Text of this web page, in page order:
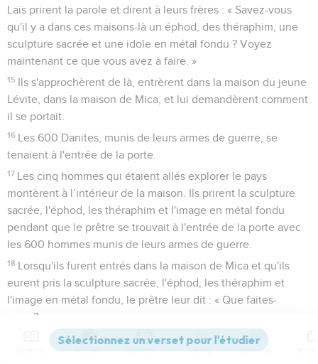
Versions Commentaires Strong
Laïs prirent la parole et dirent à leurs frères : « Savez-vous
qu'il y a dans ces maisons-là un éphod, des théraphim, une
sculpture sacrée et une idole en métal fondu ? Voyez
maintenant ce que vous avez à faire. »
15
Ils s'approchèrent de là, entrèrent dans la maison du jeune
Lévite, dans la maison de Mica, et lui demandèrent comment
il se portait.
16
Les 600 Danites, munis de leurs armes de guerre, se
tenaient à l'entrée de la porte.
17
Les cinq hommes qui étaient allés explorer le pays
montèrent à l’intérieur de la maison. Ils prirent la sculpture
sacrée, l'éphod, les théraphim et l'image en métal fondu
pendant que le prêtre se trouvait à l'entrée de la porte avec
les 600 hommes munis de leurs armes de guerre.
18
Lorsqu'ils furent entrés dans la maison de Mica et qu'ils
eurent pris la sculpture sacrée, l'éphod, les théraphim et
l'image en métal fondu, le prêtre leur dit : « Que faites-
vous ? »
Ils lui répondirent : « Tais-toi, mets ta main sur ta bouche et